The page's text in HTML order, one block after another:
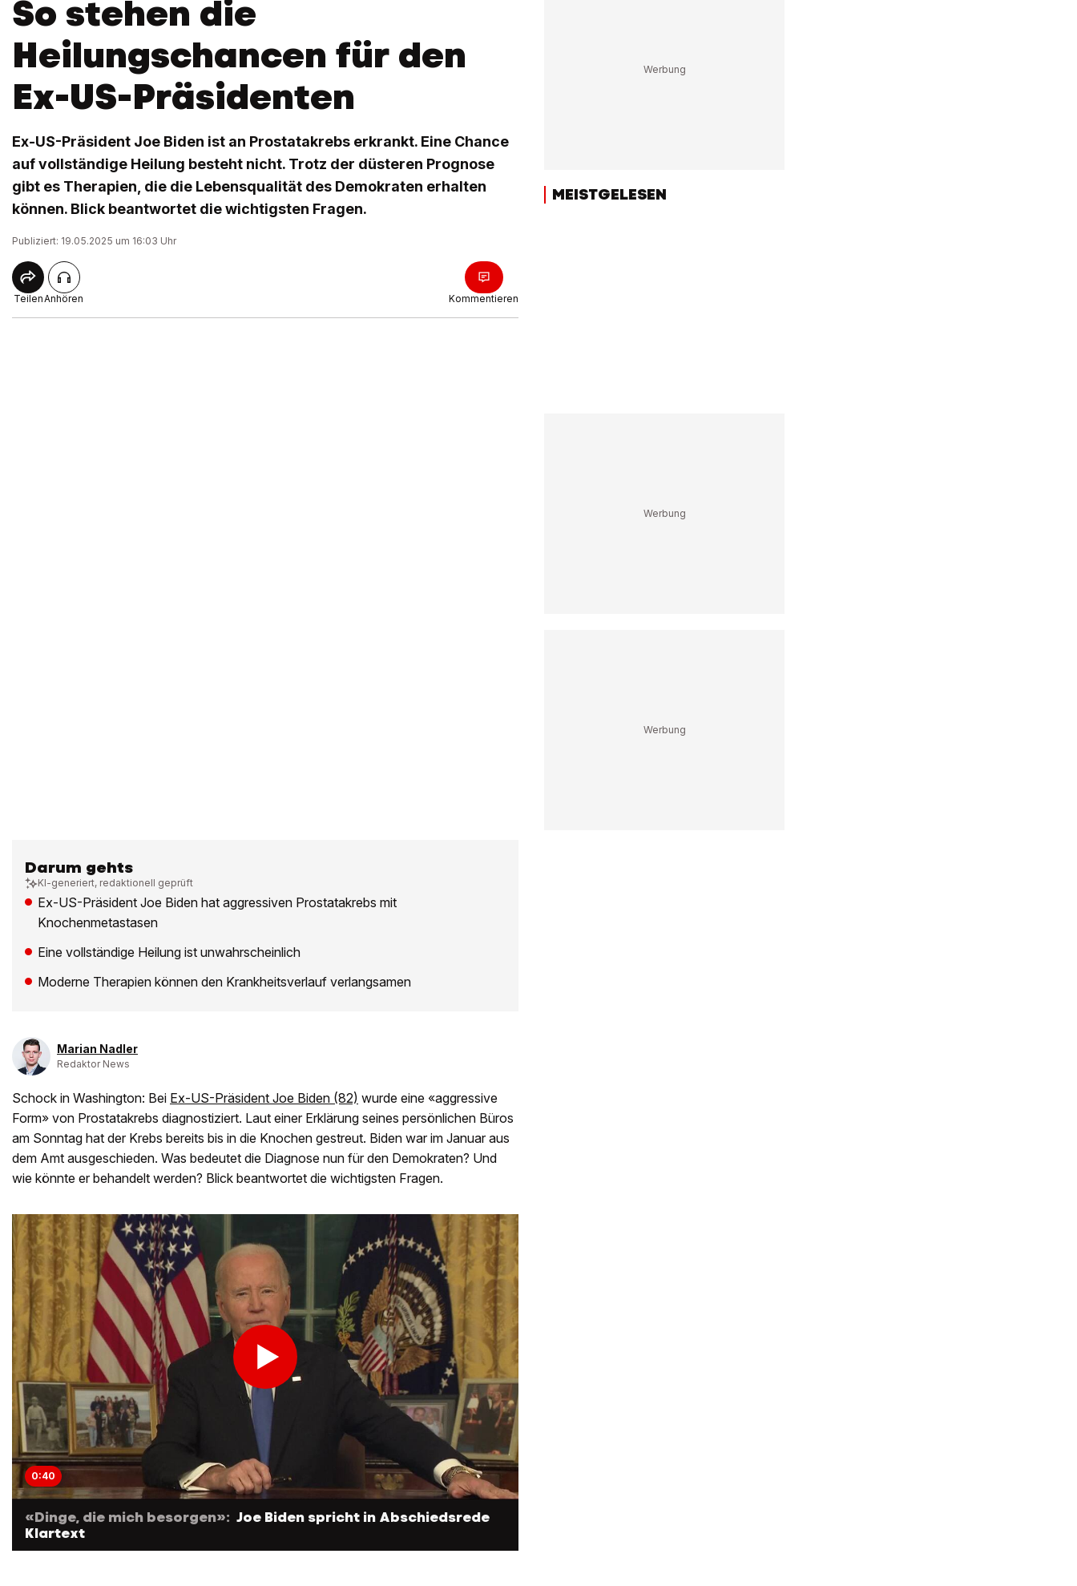
So stehen die
Heilungschancen für den
Ex-US-Präsidenten
Ex-US-Präsident Joe Biden ist an Prostatakrebs erkrankt. Eine Chance
auf vollständige Heilung besteht nicht. Trotz der düsteren Prognose
gibt es Therapien, die die Lebensqualität des Demokraten erhalten
können. Blick beantwortet die wichtigsten Fragen.
Publiziert: 19.05.2025 um 16:03 Uhr
TeilenAnhören Kommentieren
Darum gehts
KI-generiert, redaktionell geprüft
Ex-US-Präsident Joe Biden hat aggressiven Prostatakrebs mit
Knochenmetastasen
Eine vollständige Heilung ist unwahrscheinlich
Moderne Therapien können den Krankheitsverlauf verlangsamen
Marian Nadler
Redaktor News
Schock in Washington: Bei Ex-US-Präsident Joe Biden (82) wurde eine «aggressive
Form» von Prostatakrebs diagnostiziert. Laut einer Erklärung seines persönlichen Büros
am Sonntag hat der Krebs bereits bis in die Knochen gestreut. Biden war im Januar aus
dem Amt ausgeschieden. Was bedeutet die Diagnose nun für den Demokraten? Und
wie könnte er behandelt werden? Blick beantwortet die wichtigsten Fragen.
0:40
«Dinge, die mich besorgen»: Joe Biden spricht in Abschiedsrede
Klartext
MEISTGELESEN